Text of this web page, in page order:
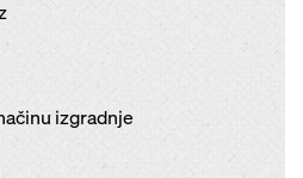
izgradnje